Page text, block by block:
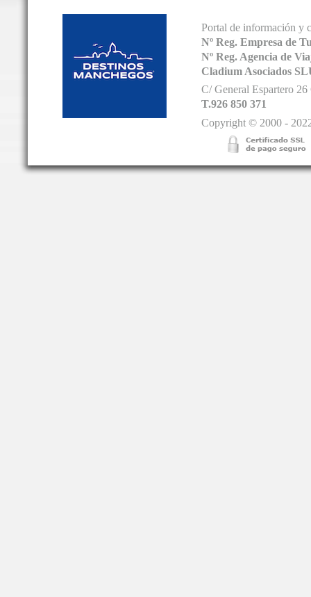
Portal de información y
Nº Reg. Empresa de
Nº Reg. Agencia de
Cladium Asociados
C/ General Espartero
T.926 850 371
Copyright © 2000 -